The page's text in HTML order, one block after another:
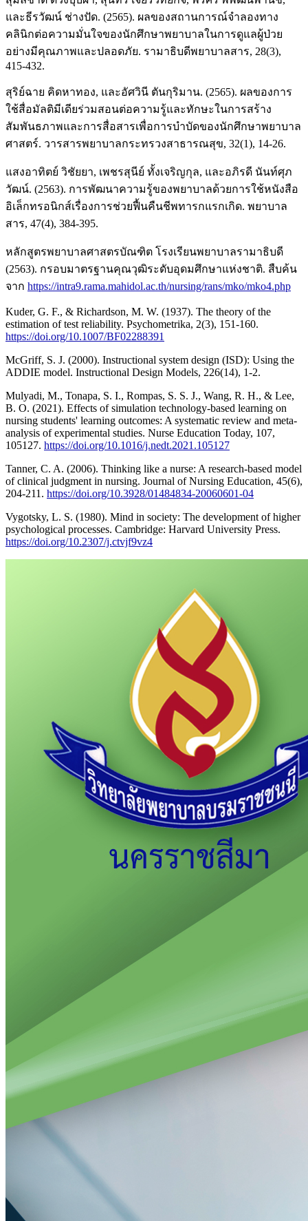
และธีรวัฒน์ ช่างปัด. (2565). ผลของสถานการณ์จำลองทาง
คลินิกต่อความมั่นใจของนักศึกษาพยาบาลในการดูแลผู้ป่วย
อย่างมีคุณภาพและปลอดภัย. รามาธิบดีพยาบาลสาร, 28(3),
415-432.
สุริย์ฉาย คิดหาทอง, และอัศวินี ตันกุริมาน. (2565). ผลของการ
ใช้สื่อมัลติมีเดียร่วมสอนต่อความรู้และทักษะในการสร้าง
สัมพันธภาพและการสื่อสารเพื่อการบำบัดของนักศึกษาพยาบาล
ศาสตร์. วารสารพยาบาลกระทรวงสาธารณสุข, 32(1), 14-26.
แสงอาทิตย์ วิชัยยา, เพชรสุนีย์ ทั้งเจริญกุล, และอภิรดี นันท์ศุภ
วัฒน์. (2563). การพัฒนาความรู้ของพยาบาลด้วยการใช้หนังสือ
อิเล็กทรอนิกส์เรื่องการช่วยฟื้นคืนชีพทารกแรกเกิด. พยาบาล
สาร, 47(4), 384-395.
หลักสูตรพยาบาลศาสตรบัณฑิต โรงเรียนพยาบาลรามาธิบดี
(2563). กรอบมาตรฐานคุณวุฒิระดับอุดมศึกษาแห่งชาติ. สืบค้น
จาก https://intra9.rama.mahidol.ac.th/nursing/rans/mko/mko4.php
Kuder, G. F., & Richardson, M. W. (1937). The theory of the
estimation of test reliability. Psychometrika, 2(3), 151-160.
https://doi.org/10.1007/BF02288391
McGriff, S. J. (2000). Instructional system design (ISD): Using the
ADDIE model. Instructional Design Models, 226(14), 1-2.
Mulyadi, M., Tonapa, S. I., Rompas, S. S. J., Wang, R. H., & Lee,
B. O. (2021). Effects of simulation technology-based learning on
nursing students' learning outcomes: A systematic review and meta-
analysis of experimental studies. Nurse Education Today, 107,
105127. https://doi.org/10.1016/j.nedt.2021.105127
Tanner, C. A. (2006). Thinking like a nurse: A research-based model
of clinical judgment in nursing. Journal of Nursing Education, 45(6),
204-211. https://doi.org/10.3928/01484834-20060601-04
Vygotsky, L. S. (1980). Mind in society: The development of higher
psychological processes. Cambridge: Harvard University Press.
https://doi.org/10.2307/j.ctvjf9vz4